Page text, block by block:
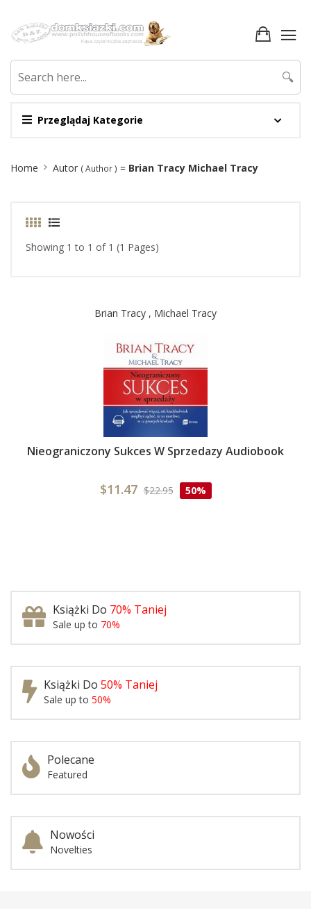
Przeglądaj Kategorie
🔍
Breadcrumb
Home Autor ( Author ) = Brian Tracy Michael Tracy
Showing 1 to 1 of 1 (1 Pages)
Brian Tracy , Michael Tracy
Nieograniczony Sukces W Sprzedazy Audiobook
$11.47 $22.95 50%
Książki Do 70% Taniej
Sale up to 70%
Książki Do 50% Taniej
Sale up to 50%
Polecane
Featured
Nowości
Novelties